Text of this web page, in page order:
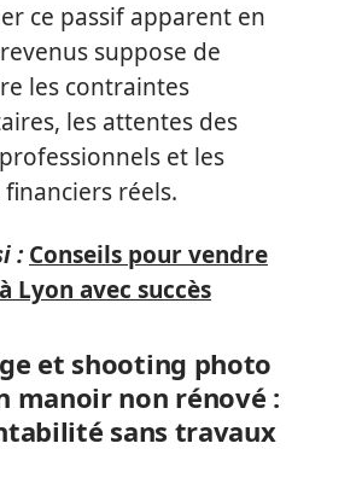
ce passif apparent en
suppose de
les contraintes
les attentes des
et les
réels.
: Conseils pour vendre
Lyon avec succès
et shooting photo
manoir non rénové :
sans travaux